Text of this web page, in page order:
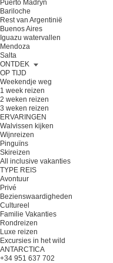
Puerto Madryn
Bariloche
Rest van Argentinië
Buenos Aires
Iguazu watervallen
Mendoza
Salta
ONTDEK
OP TIJD
Weekendje weg
1 week reizen
2 weken reizen
3 weken reizen
ERVARINGEN
Walvissen kijken
Wijnreizen
Pinguïns
Skireizen
All inclusive vakanties
TYPE REIS
Avontuur
Privé
Bezienswaardigheden
Cultureel
Familie Vakanties
Rondreizen
Luxe reizen
Excursies in het wild
ANTARCTICA
+34 951 637 702